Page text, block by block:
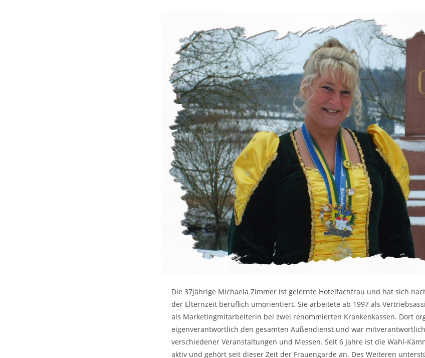
Die 37jährige Michaela Zimmer ist gelernte Hotelfachfrau und hat sich
der Elternzeit beruflich umorientiert. Sie arbeitete ab 1997 als
als Marketingmitarbeiterin bei zwei renommierten Krankenkassen. Dort
eigenverantwortlich den gesamten Außendienst und war
verschiedener Veranstaltungen und Messen. Seit 6 Jahre ist die Wahl-
aktiv und gehört seit dieser Zeit der Frauengarde an. Des Weiteren